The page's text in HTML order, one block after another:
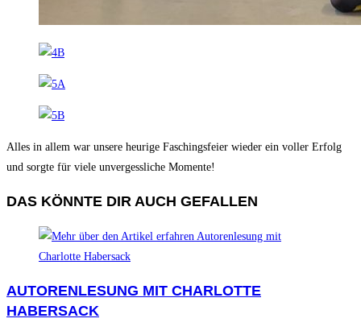
Alles in allem war unsere heurige Faschingsfeier wieder ein voller Erfolg
und sorgte für viele unvergessliche Momente!
DAS KÖNNTE DIR AUCH GEFALLEN
AUTORENLESUNG MIT CHARLOTTE
HABERSACK